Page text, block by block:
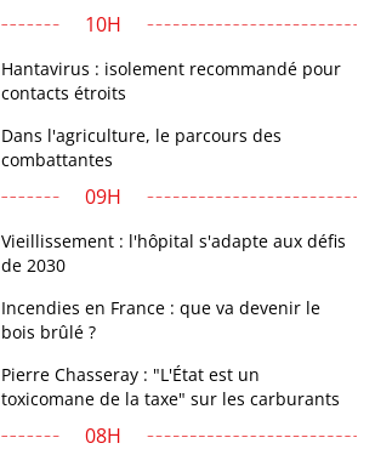
10H
Hantavirus : isolement recommandé pour
contacts étroits
Dans l'agriculture, le parcours des
combattantes
09H
Vieillissement : l'hôpital s'adapte aux défis
de 2030
Incendies en France : que va devenir le
bois brûlé ?
Pierre Chasseray : "L'État est un
toxicomane de la taxe" sur les carburants
08H